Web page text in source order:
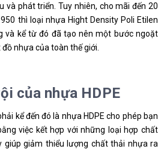
và phát triển. Tuy nhiên, cho mãi đến 20
thì loại nhựa Hight Density Poli Etilen
và kể từ đó đã tạo nên một bước ngoặt
nhựa của toàn thế giới.
của nhựa HDPE
kể đến đó là nhựa HDPE cho phép bạn
việc kết hợp với những loại hợp chất
giúp giảm thiểu lượng chất thải nhựa ra